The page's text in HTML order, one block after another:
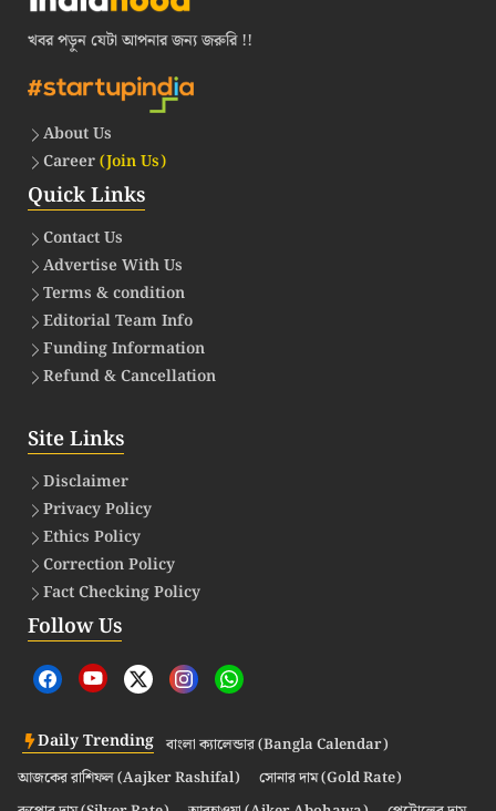
খবর পড়ুন যেটা আপনার জন্য জরুরি !!
About Us
Career(Join Us)
Quick Links
Contact Us
Advertise With Us
Terms & condition
Editorial Team Info
Funding Information
Refund & Cancellation
Site Links
Disclaimer
Privacy Policy
Ethics Policy
Correction Policy
Fact Checking Policy
Follow Us
Daily Trending বাংলা ক্যালেন্ডার (Bangla Calendar)
আজকের রাশিফল (Aajker Rashifal)
সোনার দাম (Gold Rate)